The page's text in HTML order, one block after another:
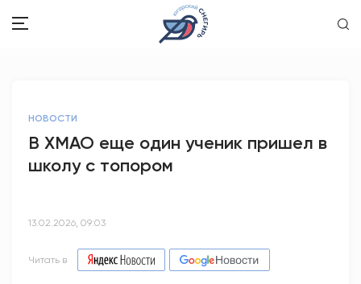
ОБРАЗОВАНИЕ
НОВОСТИ
В ХМАО еще один ученик пришел в
школу с топором
13.02.2026, 09:03
Читать в